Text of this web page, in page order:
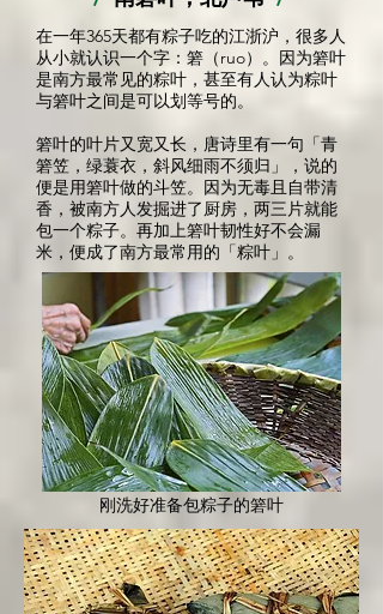
在一年365天都有粽子吃的江浙沪，很多人
从小就认识一个字：箬（ruo）。因为箬叶
是南方最常见的粽叶，甚至有人认为粽叶
与箬叶之间是可以划等号的。
箬叶的叶片又宽又长，唐诗里有一句「青
箬笠，绿蓑衣，斜风细雨不须归」，说的
便是用箬叶做的斗笠。因为无毒且自带清
香，被南方人发掘进了厨房，两三片就能
包一个粽子。再加上箬叶韧性好不会漏
米，便成了南方最常用的「粽叶」。
刚洗好准备包粽子的箬叶